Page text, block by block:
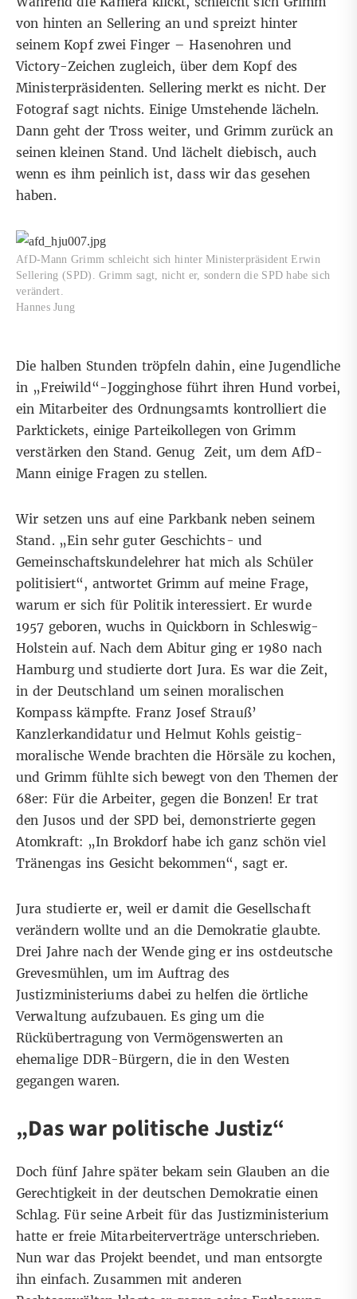
von hinten an Sellering an und spreizt hinter
seinem Kopf zwei Finger – Hasenohren und
Victory-Zeichen zugleich, über dem Kopf des
Ministerpräsidenten. Sellering merkt es nicht. Der
Fotograf sagt nichts. Einige Umstehende lächeln.
Dann geht der Tross weiter, und Grimm zurück an
seinen kleinen Stand. Und lächelt diebisch, auch
wenn es ihm peinlich ist, dass wir das gesehen
haben.
AfD-Mann Grimm schleicht sich hinter Ministerpräsident Erwin
Sellering (SPD). Grimm sagt, nicht er, sondern die SPD habe sich
verändert.
Hannes Jung
Die halben Stunden tröpfeln dahin, eine Jugendliche
in „Freiwild“-Jogginghose führt ihren Hund vorbei,
ein Mitarbeiter des Ordnungsamts kontrolliert die
Parktickets, einige Parteikollegen von Grimm
verstärken den Stand. Genug Zeit, um dem AfD-
Mann einige Fragen zu stellen.
Wir setzen uns auf eine Parkbank neben seinem
Stand. „Ein sehr guter Geschichts- und
Gemeinschaftskundelehrer hat mich als Schüler
politisiert“, antwortet Grimm auf meine Frage,
warum er sich für Politik interessiert. Er wurde
1957 geboren, wuchs in Quickborn in Schleswig-
Holstein auf. Nach dem Abitur ging er 1980 nach
Hamburg und studierte dort Jura. Es war die Zeit,
in der Deutschland um seinen moralischen
Kompass kämpfte. Franz Josef Strauß’
Kanzlerkandidatur und Helmut Kohls geistig-
moralische Wende brachten die Hörsäle zu kochen,
und Grimm fühlte sich bewegt von den Themen der
68er: Für die Arbeiter, gegen die Bonzen! Er trat
den Jusos und der SPD bei, demonstrierte gegen
Atomkraft: „In Brokdorf habe ich ganz schön viel
Tränengas ins Gesicht bekommen“, sagt er.
Jura studierte er, weil er damit die Gesellschaft
verändern wollte und an die Demokratie glaubte.
Drei Jahre nach der Wende ging er ins ostdeutsche
Grevesmühlen, um im Auftrag des
Justizministeriums dabei zu helfen die örtliche
Verwaltung aufzubauen. Es ging um die
Rückübertragung von Vermögenswerten an
ehemalige DDR-Bürgern, die in den Westen
gegangen waren.
„Das war politische Justiz“
Doch fünf Jahre später bekam sein Glauben an die
Gerechtigkeit in der deutschen Demokratie einen
Schlag. Für seine Arbeit für das Justizministerium
hatte er freie Mitarbeiterverträge unterschrieben.
Nun war das Projekt beendet, und man entsorgte
ihn einfach. Zusammen mit anderen